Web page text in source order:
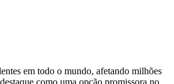
em todo o mundo, afetando milhões
como uma opção promissora no